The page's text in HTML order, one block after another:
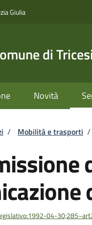
Giulia
di
Novità
di pane
/ Mobilità e trasporti /
04-